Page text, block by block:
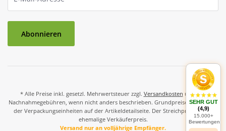
Abonnieren
* Alle Preise inkl. gesetzl. Mehrwertsteuer zzgl. Versandkosten und ggf.
Nachnahmegebühren, wenn nicht anders beschrieben. Grundpreise und Preise
der Verpackungseinheiten auf der Artikeldetailseite. Der Streichpreis ist der
ehemalige Verkäuferpreis.
Versand nur an volljährige Empfänger.
SEHR GUT
(4,9)
15.000+
Bewertungen